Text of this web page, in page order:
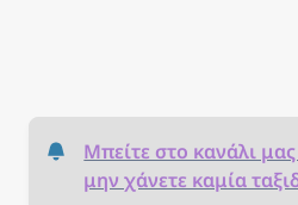
Μπείτε στο κανάλι
μην χάνετε καμία